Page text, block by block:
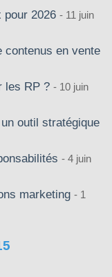
pour 2026
11 juin
contenus en vente
les RP ?
10 juin
outil stratégique
4 juin
marketing
1